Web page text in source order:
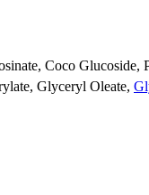
Coco
Glyceryl Oleate,